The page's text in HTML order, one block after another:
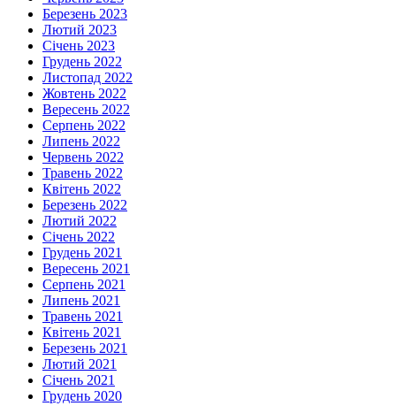
Березень 2023
Лютий 2023
Січень 2023
Грудень 2022
Листопад 2022
Жовтень 2022
Вересень 2022
Серпень 2022
Липень 2022
Червень 2022
Травень 2022
Квітень 2022
Березень 2022
Лютий 2022
Січень 2022
Грудень 2021
Вересень 2021
Серпень 2021
Липень 2021
Травень 2021
Квітень 2021
Березень 2021
Лютий 2021
Січень 2021
Грудень 2020